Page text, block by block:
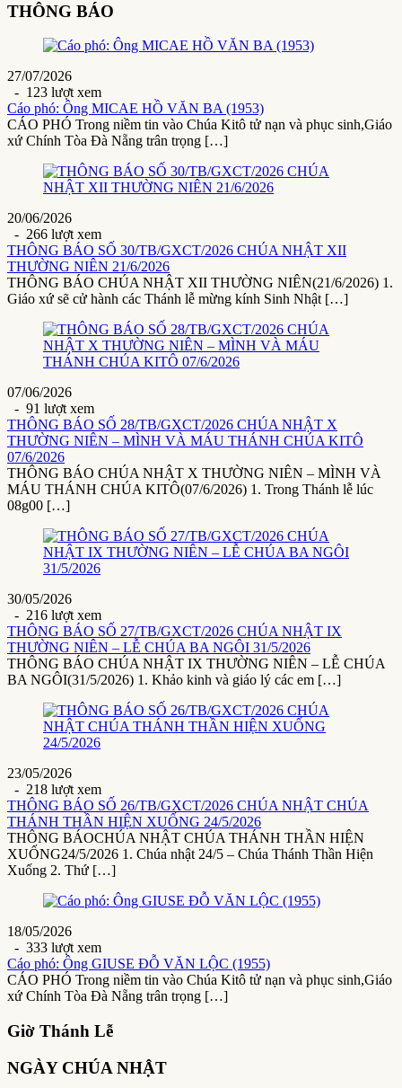
THÔNG BÁO
27/07/2026
- 123 lượt xem
Cáo phó: Ông MICAE HỒ VĂN BA (1953)
CÁO PHÓ Trong niềm tin vào Chúa Kitô tử nạn và phục sinh,Giáo
xứ Chính Tòa Đà Nẵng trân trọng […]
20/06/2026
- 266 lượt xem
THÔNG BÁO SỐ 30/TB/GXCT/2026 CHÚA NHẬT XII
THƯỜNG NIÊN 21/6/2026
THÔNG BÁO CHÚA NHẬT XII THƯỜNG NIÊN(21/6/2026) 1.
Giáo xứ sẽ cử hành các Thánh lễ mừng kính Sinh Nhật […]
07/06/2026
- 91 lượt xem
THÔNG BÁO SỐ 28/TB/GXCT/2026 CHÚA NHẬT X
THƯỜNG NIÊN – MÌNH VÀ MÁU THÁNH CHÚA KITÔ
07/6/2026
THÔNG BÁO CHÚA NHẬT X THƯỜNG NIÊN – MÌNH VÀ
MÁU THÁNH CHÚA KITÔ(07/6/2026) 1. Trong Thánh lễ lúc
08g00 […]
30/05/2026
- 216 lượt xem
THÔNG BÁO SỐ 27/TB/GXCT/2026 CHÚA NHẬT IX
THƯỜNG NIÊN – LỄ CHÚA BA NGÔI 31/5/2026
THÔNG BÁO CHÚA NHẬT IX THƯỜNG NIÊN – LỄ CHÚA
BA NGÔI(31/5/2026) 1. Khảo kinh và giáo lý các em […]
23/05/2026
- 218 lượt xem
THÔNG BÁO SỐ 26/TB/GXCT/2026 CHÚA NHẬT CHÚA
THÁNH THẦN HIỆN XUỐNG 24/5/2026
THÔNG BÁOCHÚA NHẬT CHÚA THÁNH THẦN HIỆN
XUỐNG24/5/2026 1. Chúa nhật 24/5 – Chúa Thánh Thần Hiện
Xuống 2. Thứ […]
18/05/2026
- 333 lượt xem
Cáo phó: Ông GIUSE ĐỖ VĂN LỘC (1955)
CÁO PHÓ Trong niềm tin vào Chúa Kitô tử nạn và phục sinh,Giáo
xứ Chính Tòa Đà Nẵng trân trọng […]
Giờ Thánh Lễ
NGÀY CHÚA NHẬT